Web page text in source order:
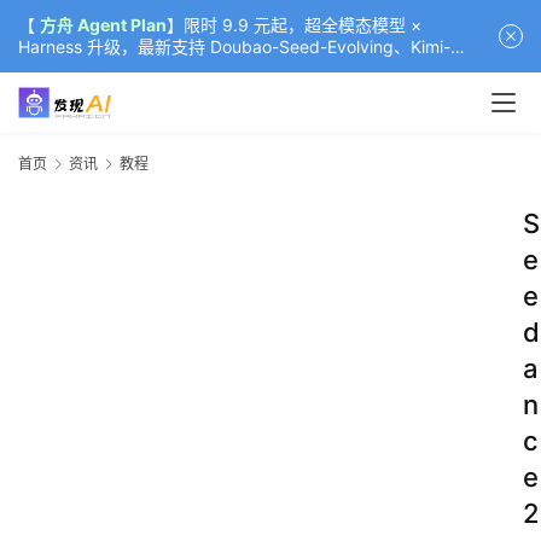
【 方舟 Agent Plan】限时 9.9 元起，超全模态模型 ×
Harness 升级，最新支持 Doubao-Seed-Evolving、Kimi-
K3（部分）、GLM-5.2
首页 资讯 教程
S
e
e
d
a
n
c
e
2